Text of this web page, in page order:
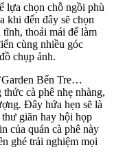
lựa chọn chỗ ngồi phù
khi đến đây sẽ chọn
thoải mái để làm
cùng nhiều góc
chụp ảnh.
Bến Tre…
cà phê nhẹ nhàng,
Đây hứa hẹn sẽ là
giãn hay hội họp
của quán cà phê này
ghé trải nghiệm mọi